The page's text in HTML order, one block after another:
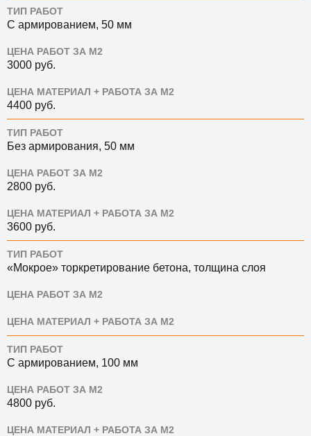
ТИП РАБОТ
С армированием, 50 мм
ЦЕНА РАБОТ ЗА М2
3000 руб.
ЦЕНА МАТЕРИАЛ + РАБОТА ЗА М2
4400 руб.
ТИП РАБОТ
Без армирования, 50 мм
ЦЕНА РАБОТ ЗА М2
2800 руб.
ЦЕНА МАТЕРИАЛ + РАБОТА ЗА М2
3600 руб.
ТИП РАБОТ
«Мокрое» торкретирование бетона, толщина слоя
ЦЕНА РАБОТ ЗА М2
ЦЕНА МАТЕРИАЛ + РАБОТА ЗА М2
ТИП РАБОТ
С армированием, 100 мм
ЦЕНА РАБОТ ЗА М2
4800 руб.
ЦЕНА МАТЕРИАЛ + РАБОТА ЗА М2